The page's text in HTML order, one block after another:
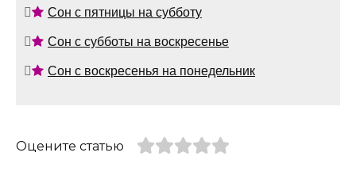
Сон с пятницы на субботу
Сон с субботы на воскресенье
Сон с воскресенья на понедельник
Оцените статью